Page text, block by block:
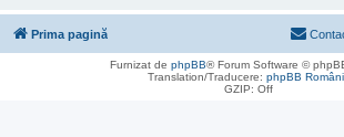
Prima pagină
Furnizat de phpBB® Forum Software ©
Translation/Traducere: phpBB
GZIP: Off